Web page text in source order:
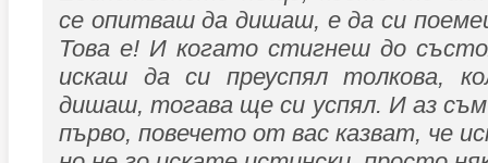
се опитваш да дишаш, е да си
Това е! И когато стигнеш до
искаш да си преуспял толкова,
дишаш, тогава ще си успял. И аз
първо, повечето от вас казват, че